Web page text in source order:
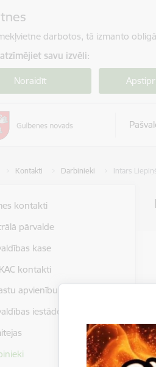
darbotos, tā izmanto
savu izvēli:
Noraidīt
Kontakti Darbinieki Intars
kontakti
pārvalde
kase
kontakti
apvienību pārvaldes
iestādes